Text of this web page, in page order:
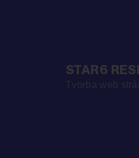
STAR6
Tvorba web